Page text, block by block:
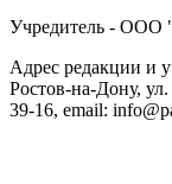
Учредитель -
Адрес редакции и
Ростов-на-Дону,
39-16, email: